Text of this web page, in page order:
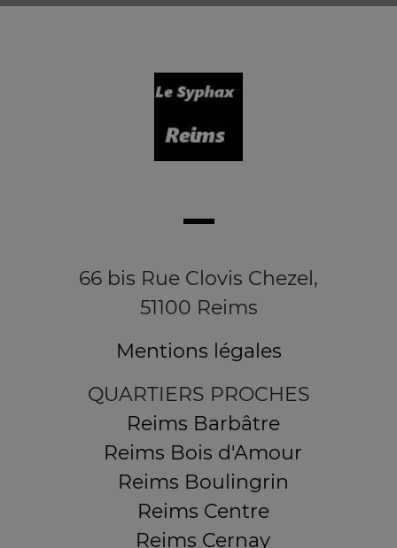
66 bis Rue Clovis Chezel,
51100 Reims
Mentions légales
QUARTIERS PROCHES
Reims Barbâtre
Reims Bois d'Amour
Reims Boulingrin
Reims Centre
Reims Cernay